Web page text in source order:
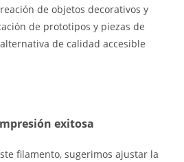
de objetos decorativos y
de prototipos y piezas de
de calidad accesible
exitosa
filamento, sugerimos ajustar la